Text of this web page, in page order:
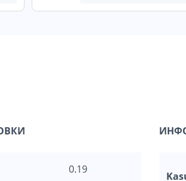
0.19